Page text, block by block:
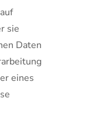
sie
Daten
eines